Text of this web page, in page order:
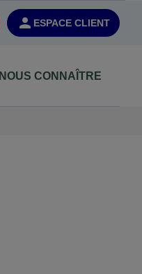
ESPACE CLIENT
NOUS CONNAÎTRE